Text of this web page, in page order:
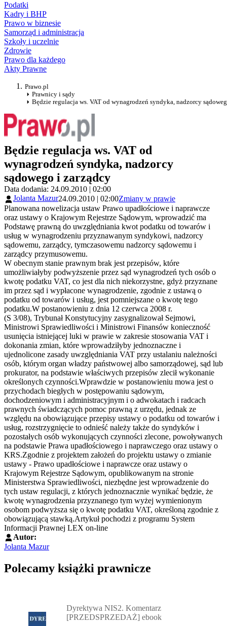
Podatki
Kadry i BHP
Prawo w biznesie
Samorząd i administracja
Szkoły i uczelnie
Zdrowie
Prawo dla każdego
Akty Prawne
Prawo.pl
Prawnicy i sądy
Będzie regulacja ws. VAT od wynagrodzeń syndyka, nadzorcy
Będzie regulacja ws. VAT od
wynagrodzeń syndyka, nadzorcy
sądowego i zarządcy
Data dodania: 24.09.2010 | 02:00
Jolanta Mazur24.09.2010 | 02:00Zmiany w prawie
Planowana nowelizacja ustaw Prawo upadłościowe i naprawcze
oraz ustawy o Krajowym Rejestrze Sądowym, wprowadzić ma
Podstawę prawną do uwzględniania kwot podatku od towarów i
usług w wynagrodzeniu przyznawanym syndykowi, nadzorcy
sądowemu, zarządcy, tymczasowemu nadzorcy sądowemu i
zarządcy przymusowemu.
W obecnym stanie prawnym brak jest przepisów, które
umożliwiałyby podwyższenie przez sąd wynagrodzeń tych osób o
kwotę podatku VAT, co jest dla nich niekorzystne, gdyż przyznane
im przez sąd i wypłacone wynagrodzenie, zgodnie z ustawą o
podatku od towarów i usług, jest pomniejszane o kwotę tego
podatku.W postanowieniu z dnia 12 czerwca 2008 r.
(S 3/08), Trybunał Konstytucyjny zasygnalizował Sejmowi,
Ministrowi Sprawiedliwości i Ministrowi Finansów konieczność
usunięcia istniejącej luki w prawie w zakresie stosowania VAT i
dokonania zmian, które wprowadziłyby jednoznaczne i
ujednolicone zasady uwzględniania VAT przy ustalaniu należności
osób, którym organ władzy państwowej albo samorządowej, sąd lub
prokurator, na podstawie właściwych przepisów zlecił wykonanie
określonych czynności.Wprawdzie w postanowieniu mowa jest o
przychodach biegłych w postępowaniu sądowym,
dochodzeniowym i administracyjnym i o adwokatach i radcach
prawnych świadczących pomoc prawną z urzędu, jednak ze
względu na obowiązujące przepisy ustawy o podatku od towarów i
usług, rozstrzygnięcie to odnieść należy także do syndyków i
pozostałych osób wykonujących czynności zlecone, powoływanych
na podstawie Prawa upadłościowego i naprawczego oraz ustawy o
KRS.Zgodnie z projektem założeń do projektu ustawy o zmianie
ustawy - Prawo upadłościowe i naprawcze oraz ustawy o
Krajowym Rejestrze Sądowym, opublikowanym na stronie
Ministerstwa Sprawiedliwości, niezbędne jest wprowadzenie do
tych ustaw regulacji, z których jednoznacznie wynikać będzie, że
kwotę wynagrodzenia przyznanego tym wyżej wymienionym
osobom podwyższa się o kwotę podatku VAT, określoną zgodnie z
obowiązującą stawką.Artykuł pochodzi z programu System
Informacji Prawnej LEX on-line
Autor:
Jolanta Mazur
Polecamy książki prawnicze
Dyrektywa NIS2. Komentarz
[PRZEDSPRZEDAŻ] ebook